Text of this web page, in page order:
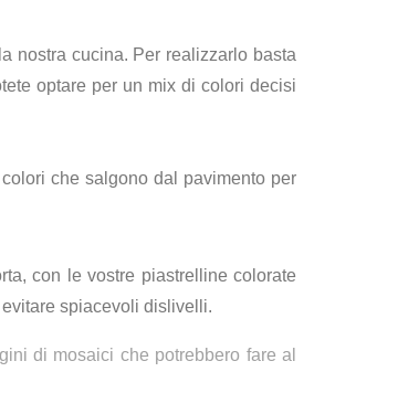
nostra cucina. Per realizzarlo basta
optare per un mix di colori decisi
che salgono dal pavimento per
con le vostre piastrelline colorate
spiacevoli dislivelli.
di mosaici che potrebbero fare al